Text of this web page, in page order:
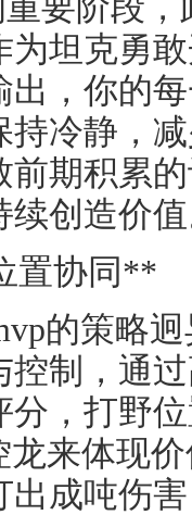
为坦克勇
出，你的
持冷静，
前期积累
续创造价
置协同**
的策略
控制，通
分，打野
龙来体现
出成吨伤